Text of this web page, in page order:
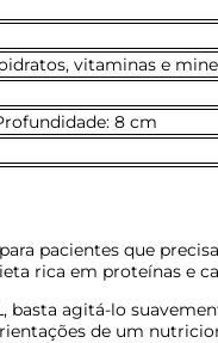
vitaminas e
8 cm
para pacientes que
rica em proteínas
basta agitá-lo
de um